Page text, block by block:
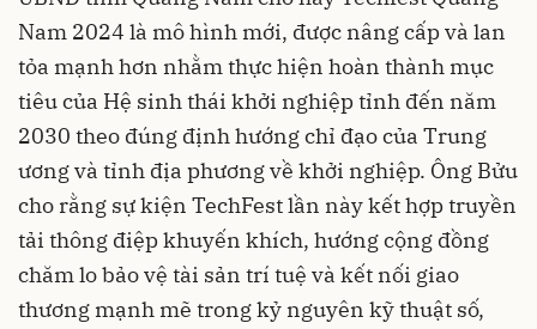
Nam 2024 là mô hình mới, được nâng cấp và lan
tỏa mạnh hơn nhằm thực hiện hoàn thành mục
tiêu của Hệ sinh thái khởi nghiệp tỉnh đến năm
2030 theo đúng định hướng chỉ đạo của Trung
ương và tỉnh địa phương về khởi nghiệp. Ông Bửu
cho rằng sự kiện TechFest lần này kết hợp truyền
tải thông điệp khuyến khích, hướng cộng đồng
chăm lo bảo vệ tài sản trí tuệ và kết nối giao
thương mạnh mẽ trong kỷ nguyên kỹ thuật số,